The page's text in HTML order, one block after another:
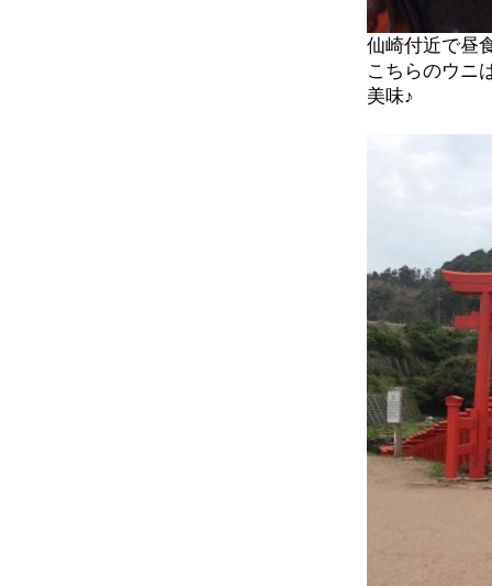
仙崎付近で昼
こちらのウニ
美味♪